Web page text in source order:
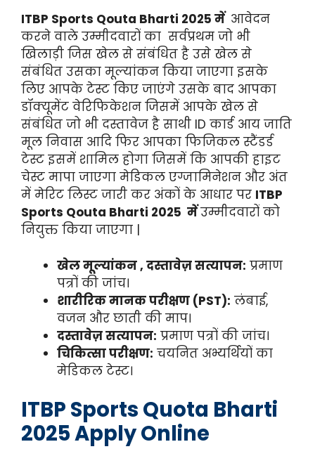
ITBP Sports Qouta Bharti 2025 में आवेदन
करने वाले उम्मीदवारों का सर्वप्रथम जो भी
खिलाड़ी जिस खेल से संबंधित है उसे खेल से
संबंधित उसका मूल्यांकन किया जाएगा इसके
लिए आपके टेस्ट किए जाएंगे उसके बाद आपका
डॉक्यूमेंट वेरिफिकेशन जिसमें आपके खेल से
संबंधित जो भी दस्तावेज है साथी ID कार्ड आय जाति
मूल निवास आदि फिर आपका फिजिकल स्टैंडर्ड
टेस्ट इसमें शामिल होगा जिसमें कि आपकी हाइट
चेस्ट मापा जाएगा मेडिकल एग्जामिनेशन और अंत
में मेरिट लिस्ट जारी कर अंकों के आधार पर ITBP
Sports Qouta Bharti 2025 मेंउम्मीदवारों को
नियुक्त किया जाएगा |
खेल मूल्यांकन , दस्तावेज़ सत्यापन: प्रमाण
पत्रों की जांच।
शारीरिक मानक परीक्षण (PST): लंबाई,
वजन और छाती की माप।
दस्तावेज़ सत्यापन: प्रमाण पत्रों की जांच।
चिकित्सा परीक्षण: चयनित अभ्यर्थियों का
मेडिकल टेस्ट।
ITBP Sports Quota Bharti
2025 Apply Online